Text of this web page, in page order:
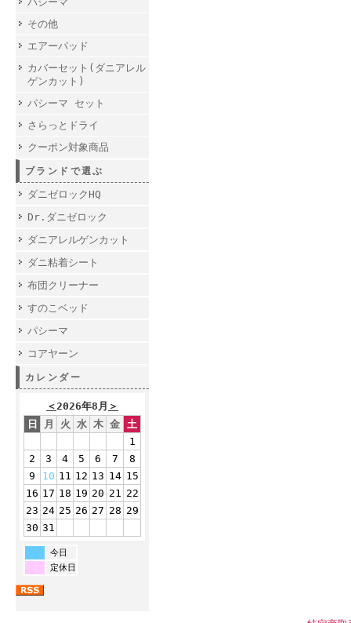
その他
エアーパッド
カバーセット(ダニアレル
ゲンカット)
パシーマ セット
さらっとドライ
クーポン対象商品
ブランドで選ぶ
ダニゼロックHQ
Dr.ダニゼロック
ダニアレルゲンカット
ダニ粘着シート
布団クリーナー
すのこベッド
パシーマ
コアヤーン
カレンダー
＜2026年8月 ＞
日
月 火 水 木 金 土
1
2
3 4 5 6 7
8
9
10 11 12 13 14 15
16 17 18 19 20 21 22
23 24 25 26 27 28 29
30 31
今日
定休日